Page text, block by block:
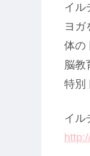
イル
ヨガ
体の
脳教
特別
イル